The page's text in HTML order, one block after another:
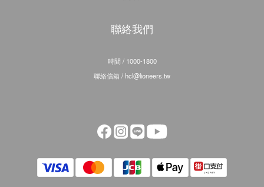
聯絡我們
時間 / 1000-1800
聯絡信箱 / hcl@lioneers.tw